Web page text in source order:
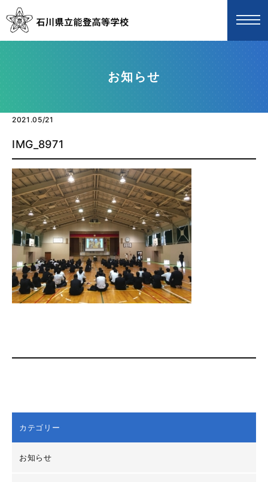
お知らせ
2021.05/21
IMG_8971
カテゴリー
お知らせ